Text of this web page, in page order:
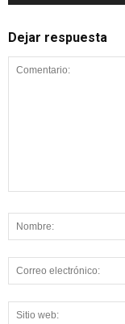
Dejar respuesta